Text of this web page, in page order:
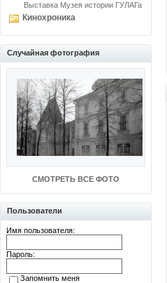
Выставка Музея истории ГУЛАГа
Кинохроника
Случайная фотография
СМОТРЕТЬ ВСЕ ФОТО
Пользователи
Имя пользователя:
Пароль:
Запомнить меня